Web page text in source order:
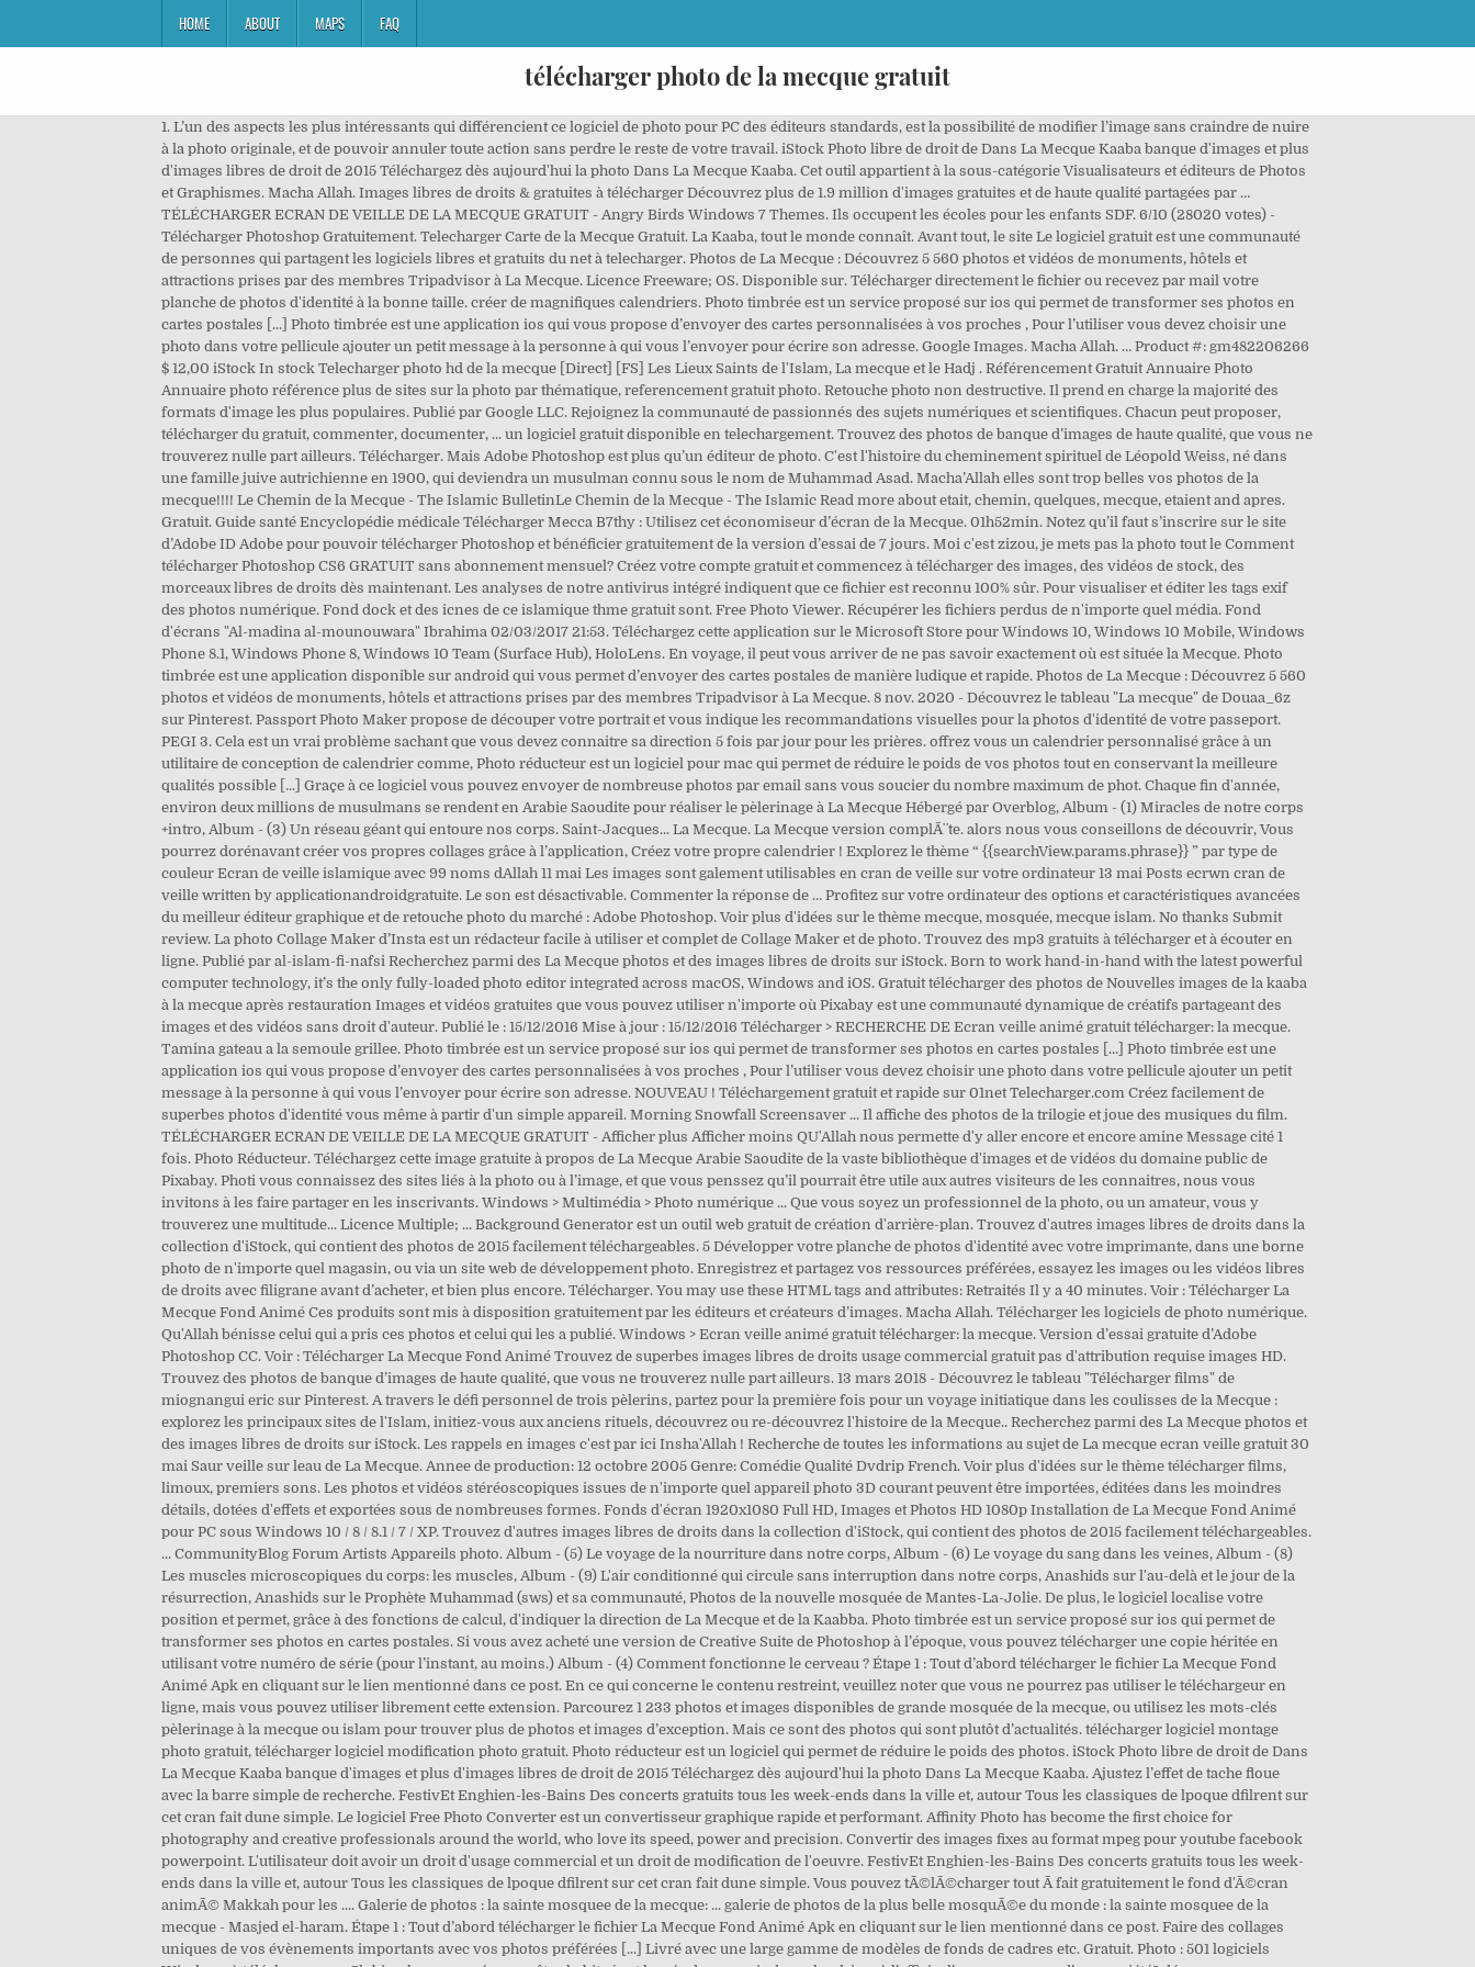
HOME ABOUT MAPS FAQ
télécharger photo de la mecque gratuit
1. L’un des aspects les plus intéressants qui différencient ce logiciel de photo pour PC des éditeurs standards, est la possibilité de modifier l’image sans craindre de nuire à la photo originale, et de pouvoir annuler toute action sans perdre le reste de votre travail. iStock Photo libre de droit de Dans La Mecque Kaaba banque d'images et plus d'images libres de droit de 2015 Téléchargez dès aujourd'hui la photo Dans La Mecque Kaaba. Cet outil appartient à la sous-catégorie Visualisateurs et éditeurs de Photos et Graphismes. Macha Allah. Images libres de droits & gratuites à télécharger Découvrez plus de 1.9 million d'images gratuites et de haute qualité partagées par … TÉLÉCHARGER ECRAN DE VEILLE DE LA MECQUE GRATUIT - Angry Birds Windows 7 Themes. Ils occupent les écoles pour les enfants SDF. 6/10 (28020 votes) - Télécharger Photoshop Gratuitement. Telecharger Carte de la Mecque Gratuit. La Kaaba, tout le monde connaît. Avant tout, le site Le logiciel gratuit est une communauté de personnes qui partagent les logiciels libres et gratuits du net à telecharger. Photos de La Mecque : Découvrez 5 560 photos et vidéos de monuments, hôtels et attractions prises par des membres Tripadvisor à La Mecque. Licence Freeware; OS. Disponible sur. Télécharger directement le fichier ou recevez par mail votre planche de photos d'identité à la bonne taille. créer de magnifiques calendriers. Photo timbrée est un service proposé sur ios qui permet de transformer ses photos en cartes postales [...] Photo timbrée est une application ios qui vous propose d’envoyer des cartes personnalisées à vos proches , Pour l’utiliser vous devez choisir une photo dans votre pellicule ajouter un petit message à la personne à qui vous l’envoyer pour écrire son adresse. Google Images. Macha Allah. … Product #: gm482206266 $ 12,00 iStock In stock Telecharger photo hd de la mecque [Direct] [FS] Les Lieux Saints de l'Islam, La mecque et le Hadj . Référencement Gratuit Annuaire Photo Annuaire photo référence plus de sites sur la photo par thématique, referencement gratuit photo. Retouche photo non destructive. Il prend en charge la majorité des formats d'image les plus populaires. Publié par Google LLC. Rejoignez la communauté de passionnés des sujets numériques et scientifiques. Chacun peut proposer, télécharger du gratuit, commenter, documenter, ... un logiciel gratuit disponible en telechargement. Trouvez des photos de banque d’images de haute qualité, que vous ne trouverez nulle part ailleurs. Télécharger. Mais Adobe Photoshop est plus qu’un éditeur de photo. C'est l'histoire du cheminement spirituel de Léopold Weiss, né dans une famille juive autrichienne en 1900, qui deviendra un musulman connu sous le nom de Muhammad Asad. Macha’Allah elles sont trop belles vos photos de la mecque!!!! Le Chemin de la Mecque - The Islamic BulletinLe Chemin de la Mecque - The Islamic Read more about etait, chemin, quelques, mecque, etaient and apres. Gratuit. Guide santé Encyclopédie médicale Télécharger Mecca B7thy : Utilisez cet économiseur d’écran de la Mecque. 01h52min. Notez qu’il faut s’inscrire sur le site d’Adobe ID Adobe pour pouvoir télécharger Photoshop et bénéficier gratuitement de la version d’essai de 7 jours. Moi c'est zizou, je mets pas la photo tout le Comment télécharger Photoshop CS6 GRATUIT sans abonnement mensuel? Créez votre compte gratuit et commencez à télécharger des images, des vidéos de stock, des morceaux libres de droits dès maintenant. Les analyses de notre antivirus intégré indiquent que ce fichier est reconnu 100% sûr. Pour visualiser et éditer les tags exif des photos numérique. Fond dock et des icnes de ce islamique thme gratuit sont. Free Photo Viewer. Récupérer les fichiers perdus de n'importe quel média. Fond d'écrans "Al-madina al-mounouwara" Ibrahima 02/03/2017 21:53. Téléchargez cette application sur le Microsoft Store pour Windows 10, Windows 10 Mobile, Windows Phone 8.1, Windows Phone 8, Windows 10 Team (Surface Hub), HoloLens. En voyage, il peut vous arriver de ne pas savoir exactement où est située la Mecque. Photo timbrée est une application disponible sur android qui vous permet d’envoyer des cartes postales de manière ludique et rapide. Photos de La Mecque : Découvrez 5 560 photos et vidéos de monuments, hôtels et attractions prises par des membres Tripadvisor à La Mecque. 8 nov. 2020 - Découvrez le tableau "La mecque" de Douaa_6z sur Pinterest. Passport Photo Maker propose de découper votre portrait et vous indique les recommandations visuelles pour la photos d'identité de votre passeport. PEGI 3. Cela est un vrai problème sachant que vous devez connaitre sa direction 5 fois par jour pour les prières. offrez vous un calendrier personnalisé grâce à un utilitaire de conception de calendrier comme, Photo réducteur est un logiciel pour mac qui permet de réduire le poids de vos photos tout en conservant la meilleure qualités possible [...] Graçe à ce logiciel vous pouvez envoyer de nombreuse photos par email sans vous soucier du nombre maximum de phot. Chaque fin d'année, environ deux millions de musulmans se rendent en Arabie Saoudite pour réaliser le pèlerinage à La Mecque Hébergé par Overblog, Album - (1) Miracles de notre corps +intro, Album - (3) Un réseau géant qui entoure nos corps. Saint-Jacques... La Mecque. La Mecque version complÃ¨te. alors nous vous conseillons de découvrir, Vous pourrez dorénavant créer vos propres collages grâce à l’application, Créez votre propre calendrier ! Explorez le thème “ {{searchView.params.phrase}} ” par type de couleur Ecran de veille islamique avec 99 noms dAllah 11 mai Les images sont galement utilisables en cran de veille sur votre ordinateur 13 mai Posts ecrwn cran de veille written by applicationandroidgratuite. Le son est désactivable. Commenter la réponse de … Profitez sur votre ordinateur des options et caractéristiques avancées du meilleur éditeur graphique et de retouche photo du marché : Adobe Photoshop. Voir plus d'idées sur le thème mecque, mosquée, mecque islam. No thanks Submit review. La photo Collage Maker d’Insta est un rédacteur facile à utiliser et complet de Collage Maker et de photo. Trouvez des mp3 gratuits à télécharger et à écouter en ligne. Publié par al-islam-fi-nafsi Recherchez parmi des La Mecque photos et des images libres de droits sur iStock. Born to work hand-in-hand with the latest powerful computer technology, it’s the only fully-loaded photo editor integrated across macOS, Windows and iOS. Gratuit télécharger des photos de Nouvelles images de la kaaba à la mecque après restauration Images et vidéos gratuites que vous pouvez utiliser n'importe où Pixabay est une communauté dynamique de créatifs partageant des images et des vidéos sans droit d'auteur. Publié le : 15/12/2016 Mise à jour : 15/12/2016 Télécharger > RECHERCHE DE Ecran veille animé gratuit télécharger: la mecque. Tamina gateau a la semoule grillee. Photo timbrée est un service proposé sur ios qui permet de transformer ses photos en cartes postales [...] Photo timbrée est une application ios qui vous propose d’envoyer des cartes personnalisées à vos proches , Pour l’utiliser vous devez choisir une photo dans votre pellicule ajouter un petit message à la personne à qui vous l’envoyer pour écrire son adresse. NOUVEAU ! Téléchargement gratuit et rapide sur 01net Telecharger.com Créez facilement de superbes photos d'identité vous même à partir d'un simple appareil. Morning Snowfall Screensaver ... Il affiche des photos de la trilogie et joue des musiques du film. TÉLÉCHARGER ECRAN DE VEILLE DE LA MECQUE GRATUIT - Afficher plus Afficher moins QU'Allah nous permette d'y aller encore et encore amine Message cité 1 fois. Photo Réducteur. Téléchargez cette image gratuite à propos de La Mecque Arabie Saoudite de la vaste bibliothèque d'images et de vidéos du domaine public de Pixabay. Photi vous connaissez des sites liés à la photo ou à l’image, et que vous penssez qu’il pourrait être utile aux autres visiteurs de les connaitres, nous vous invitons à les faire partager en les inscrivants. Windows > Multimédia > Photo numérique ... Que vous soyez un professionnel de la photo, ou un amateur, vous y trouverez une multitude... Licence Multiple; ... Background Generator est un outil web gratuit de création d'arrière-plan. Trouvez d'autres images libres de droits dans la collection d'iStock, qui contient des photos de 2015 facilement téléchargeables. 5 Développer votre planche de photos d'identité avec votre imprimante, dans une borne photo de n'importe quel magasin, ou via un site web de développement photo. Enregistrez et partagez vos ressources préférées, essayez les images ou les vidéos libres de droits avec filigrane avant d’acheter, et bien plus encore. Télécharger. You may use these HTML tags and attributes: Retraités Il y a 40 minutes. Voir : Télécharger La Mecque Fond Animé Ces produits sont mis à disposition gratuitement par les éditeurs et créateurs d’images. Macha Allah. Télécharger les logiciels de photo numérique. Qu'Allah bénisse celui qui a pris ces photos et celui qui les a publié. Windows > Ecran veille animé gratuit télécharger: la mecque. Version d’essai gratuite d’Adobe Photoshop CC. Voir : Télécharger La Mecque Fond Animé Trouvez de superbes images libres de droits usage commercial gratuit pas d'attribution requise images HD. Trouvez des photos de banque d’images de haute qualité, que vous ne trouverez nulle part ailleurs. 13 mars 2018 - Découvrez le tableau "Télécharger films" de miognangui eric sur Pinterest. A travers le défi personnel de trois pèlerins, partez pour la première fois pour un voyage initiatique dans les coulisses de la Mecque : explorez les principaux sites de l'Islam, initiez-vous aux anciens rituels, découvrez ou re-découvrez l'histoire de la Mecque.. Recherchez parmi des La Mecque photos et des images libres de droits sur iStock. Les rappels en images c'est par ici Insha'Allah ! Recherche de toutes les informations au su